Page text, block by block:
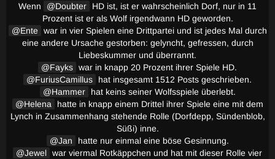
Wenn
Doubter
HD ist, ist er wahrscheinlich Dorf, nur in 11
Prozent ist er als Wolf irgendwann HD geworden.
Ente
war in vier Spielen eine Drittpartei und ist jedes Mal durch
eine andere Ursache gestorben: gelyncht, gefressen, durch
Liebeskummer und überrannt.
Fayks war in knapp 20 Prozent ihrer Spiele HD.
FuriusCamillus
hat insgesamt 1512 Posts geschrieben.
Hammer
hat keins seiner Wolfsspiele überlebt.
Helena
hatte in knapp einem Drittel ihrer Spiele eine mit dem
Lynch in Zusammenhang stehende Rolle (Dorfdepp, Sündenblob,
Süßi) inne.
Jan
hatte nur einmal eine böse Gesinnung.
Jewel war viermal Rotkäppchen und hat mit dieser Rolle vier